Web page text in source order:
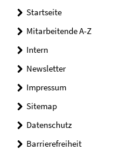
Startseite
Mitarbeitende A-Z
Intern
Newsletter
Impressum
Sitemap
Datenschutz
Barrierefreiheit